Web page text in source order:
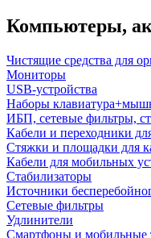
Компьютеры,
Чистящие средства для
Мониторы
USB-устройства
Наборы
ИБП, сетевые фильтры,
Кабели и переходники
Стяжки и площадки для
Кабели для мобильных
Стабилизаторы
Источники
Сетевые фильтры
Удлинители
Смартфоны и мобильные